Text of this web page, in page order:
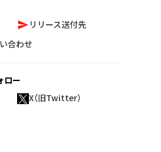
リリース送付先
合わせ
ロー
X（旧Twitter）